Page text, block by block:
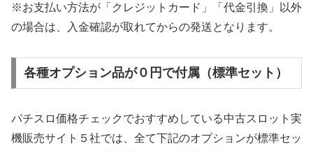
※お支払い方法が「クレジットカード」「代金引換」以外
の場合は、入金確認が取れてからの発送となります。
各種オプション品が０円で付属（標準セット）
パチスロ価格チェックでおすすめしている中古スロット実
機販売サイト５社では、全て下記のオプションが標準セッ